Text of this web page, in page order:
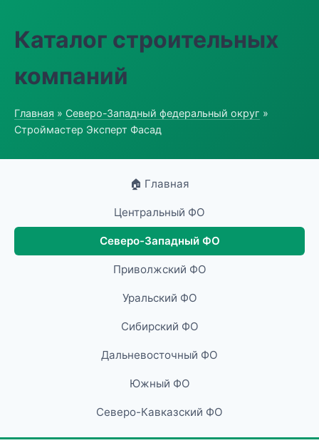
Каталог строительных
компаний
Главная » Северо-Западный федеральный округ »
Строймастер Эксперт Фасад
🏠 Главная
Центральный ФО
Северо-Западный ФО
Приволжский ФО
Уральский ФО
Сибирский ФО
Дальневосточный ФО
Южный ФО
Северо-Кавказский ФО